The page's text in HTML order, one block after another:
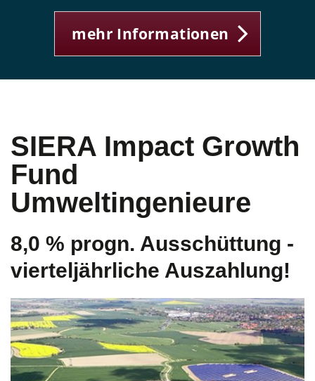
mehr Informationen
SIERA Impact Growth
Fund
Umweltingenieure
8,0 % progn. Ausschüttung -
vierteljährliche Auszahlung!